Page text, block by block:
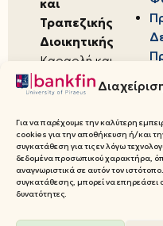
Για να παρέχουμε την καλύτερη
cookies για την αποθήκευση ή/και
συγκατάθεση για τις εν λόγω
δεδομένα προσωπικού χαρακτήρα,
αναγνωριστικά σε αυτόν τον
συγκατάθεσης, μπορεί να επηρεάσει
δυνατότητες.
και
Τραπεζικής
Διοικητικής
Καραολή και
Δημητρίου 80,
18534,
Πειραιάς
© 2026 Πανεπιστήμιο Πειραιώς,